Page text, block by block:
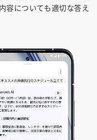
容についても適切な答え